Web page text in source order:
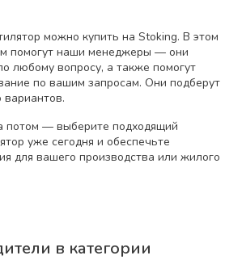
можно купить на Stoking. В этом
помогут наши менеджеры — они
любому вопросу, а также помогут
по вашим запросам. Они подберут
потом — выберите подходящий
уже сегодня и обеспечьте
для вашего производства или жилого
в категории